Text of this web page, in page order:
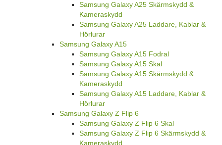
Samsung Galaxy A25 Skärmskydd &
Kameraskydd
Samsung Galaxy A25 Laddare, Kablar &
Hörlurar
Samsung Galaxy A15
Samsung Galaxy A15 Fodral
Samsung Galaxy A15 Skal
Samsung Galaxy A15 Skärmskydd &
Kameraskydd
Samsung Galaxy A15 Laddare, Kablar &
Hörlurar
Samsung Galaxy Z Flip 6
Samsung Galaxy Z Flip 6 Skal
Samsung Galaxy Z Flip 6 Skärmskydd &
Kameraskydd